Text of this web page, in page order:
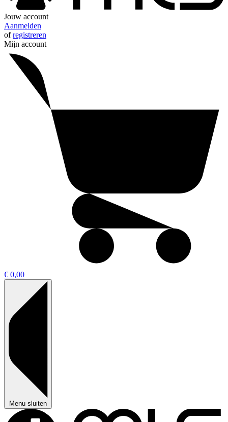
Jouw account
Aanmelden
ofregistreren
Mijn account
€ 0,00
Menu sluiten